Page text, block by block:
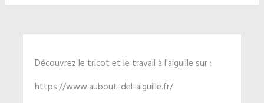
Découvrez le tricot et le travail à l'aiguille sur :
https://www.aubout-del-aiguille.fr/